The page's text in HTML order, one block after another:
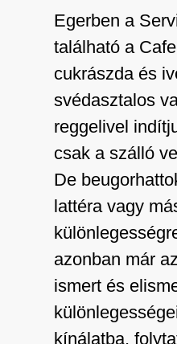
Egerben a
található a
cukrászda és
svédasztalos
reggelivel
csak a szálló
De
lattéra vagy
azonban már
ismert és
kínálatba,